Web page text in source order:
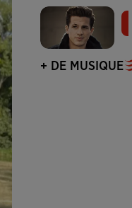
+ DE MUSIQUE